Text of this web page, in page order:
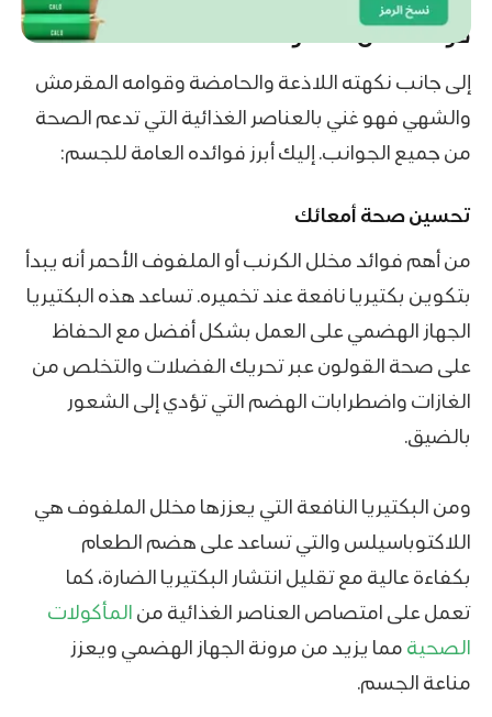
فوائد مخلل الملفوف
إلى جانب نكهته اللاذعة والحامضة وقوامه المقرمش
والشهي فهو غني بالعناصر الغذائية التي تدعم الصحة
من جميع الجوانب. إليك أبرز فوائده العامة للجسم:
تحسين صحة أمعائك
من أهم فوائد مخلل الكرنب أو الملفوف الأحمر أنه يبدأ
بتكوين بكتيريا نافعة عند تخميره. تساعد هذه البكتيريا
الجهاز الهضمي على العمل بشكل أفضل مع الحفاظ
على صحة القولون عبر تحريك الفضلات والتخلص من
الغازات واضطرابات الهضم التي تؤدي إلى الشعور
بالضيق.
ومن البكتيريا النافعة التي يعززها مخلل الملفوف هي
اللاكتوباسيلس والتي تساعد على هضم الطعام
بكفاءة عالية مع تقليل انتشار البكتيريا الضارة، كما
تعمل على امتصاص العناصر الغذائية من المأكولات
الصحية مما يزيد من مرونة الجهاز الهضمي ويعزز
مناعة الجسم.